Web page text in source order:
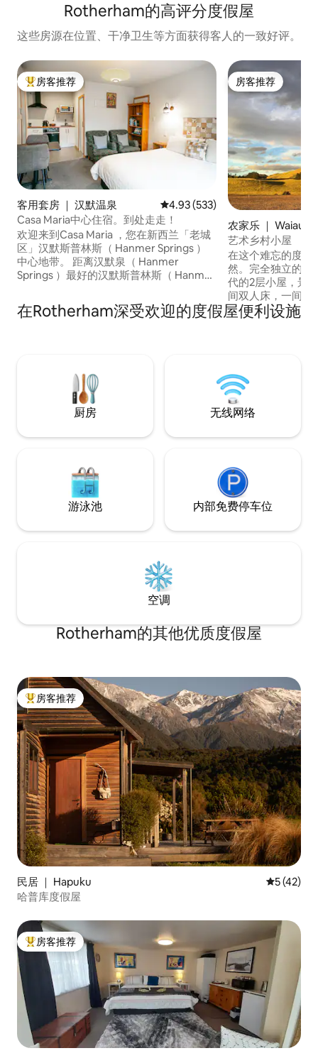
Rotherham的高评分度假屋
这些房源在位置、干净卫生等方面获得客人的一致好评。
热门「房客推荐」
房客推荐
客用套房 ｜ 汉默温泉 平均评分 4.93 分（满分 5 分），
4.93 (533)
Casa Maria中心住宿。到处走走！
欢迎来到Casa Maria ，您在新西兰「老城
区」汉默斯普林斯（ Hanmer Springs ）
中心地带。 距离汉默泉（ Hanmer
Springs ）最好的汉默斯普林斯（ Hanmer
心、森林漫步和山地自行车道、顶级餐厅
和咖啡馆、零售购物等！ 非街边停车位。
房客推荐
房客推荐
农家乐 ｜ Waiau
艺术乡村小屋
在这个难忘的度假
然。完全独立的小瑰宝。 这是
代的2层小屋，景
间双人床，一间2
房。位于北坎特
Canterbury）乡村的小
离Waiau村5公里，
在Rotherham深受欢迎的度假屋便利设施
厨房 无线网络
游泳池 内部免费停车位
空调
Rotherham的其他优质度假屋
热门「房客推荐」
房客推荐
民居 ｜ Hapuku 平均评分
5 (42)
哈普库度假屋
热门「房客推荐」
房客推荐